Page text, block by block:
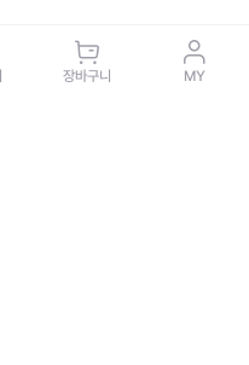
장바구니 MY